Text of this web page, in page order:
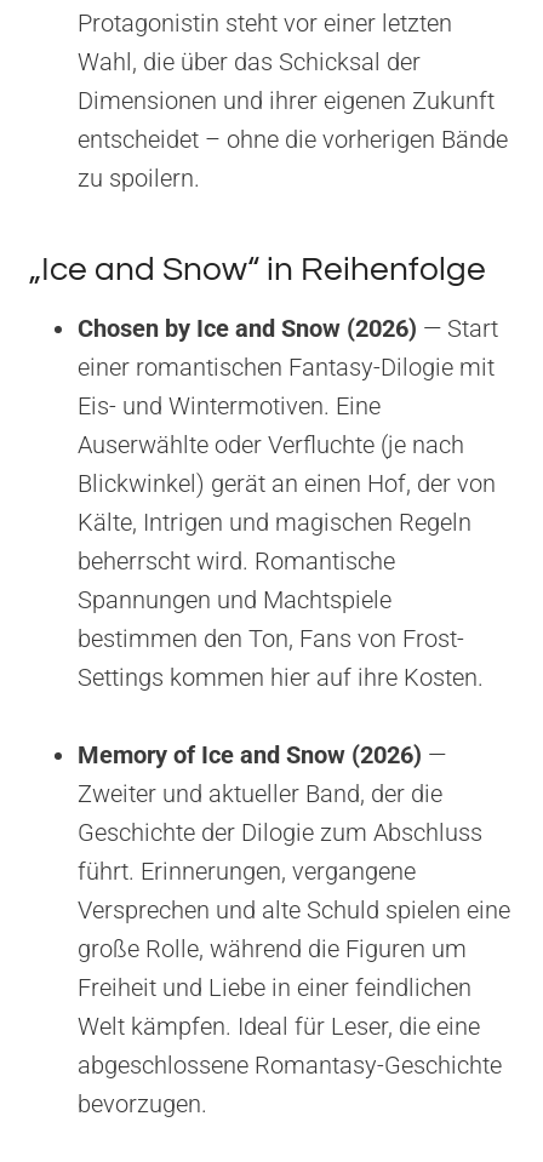
Protagonistin steht vor einer letzten
Wahl, die über das Schicksal der
Dimensionen und ihrer eigenen Zukunft
entscheidet – ohne die vorherigen Bände
zu spoilern.
„Ice and Snow“ in Reihenfolge
Chosen by Ice and Snow (2026) — Start
einer romantischen Fantasy-Dilogie mit
Eis- und Wintermotiven. Eine
Auserwählte oder Verfluchte (je nach
Blickwinkel) gerät an einen Hof, der von
Kälte, Intrigen und magischen Regeln
beherrscht wird. Romantische
Spannungen und Machtspiele
bestimmen den Ton, Fans von Frost-
Settings kommen hier auf ihre Kosten.
Memory of Ice and Snow (2026) —
Zweiter und aktueller Band, der die
Geschichte der Dilogie zum Abschluss
führt. Erinnerungen, vergangene
Versprechen und alte Schuld spielen eine
große Rolle, während die Figuren um
Freiheit und Liebe in einer feindlichen
Welt kämpfen. Ideal für Leser, die eine
abgeschlossene Romantasy-Geschichte
bevorzugen.